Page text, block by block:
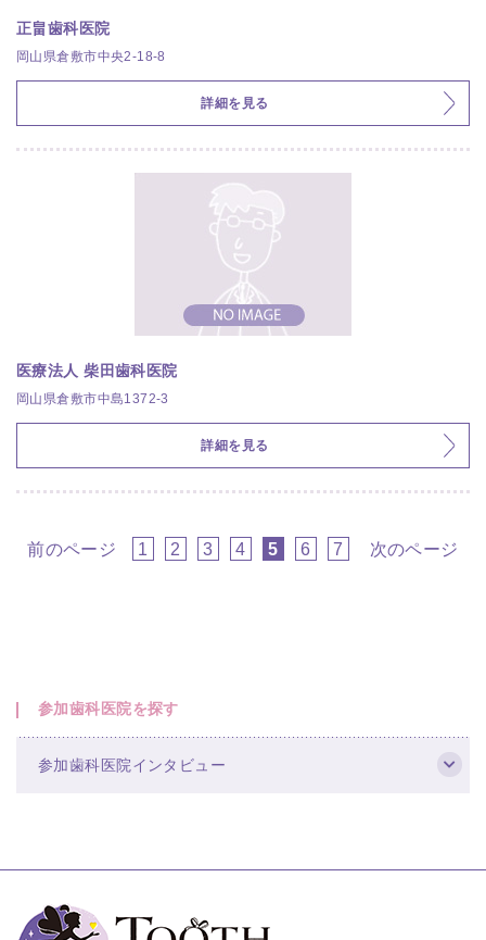
正畠歯科医院
岡山県倉敷市中央2-18-8
詳細を見る
医療法人 柴田歯科医院
岡山県倉敷市中島1372-3
詳細を見る
前のページ 1 2 3 4 5 6 7 次のページ
参加歯科医院を探す
参加歯科医院インタビュー